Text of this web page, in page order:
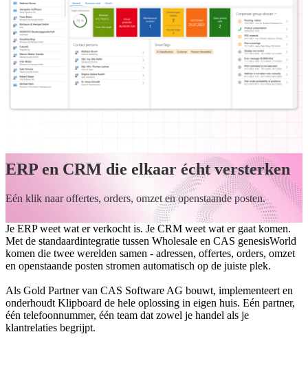
ERP en CRM die elkaar écht versterken
Eén klik naar offertes, orders, omzet en openstaande posten.
Je ERP weet wat er verkocht is. Je CRM weet wat er gaat komen.
Met de standaardintegratie tussen Wholesale en CAS genesisWorld
komen die twee werelden samen - adressen, offertes, orders, omzet
en openstaande posten stromen automatisch op de juiste plek.
Als Gold Partner van CAS Software AG bouwt, implementeert en
onderhoudt Klipboard de hele oplossing in eigen huis. Eén partner,
één telefoonnummer, één team dat zowel je handel als je
klantrelaties begrijpt.